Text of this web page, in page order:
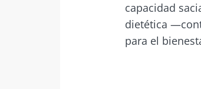
capacidad
dietética
para el